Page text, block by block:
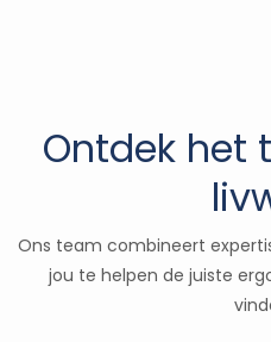
Ontdek het
Ons team combineert
jou te helpen de juiste